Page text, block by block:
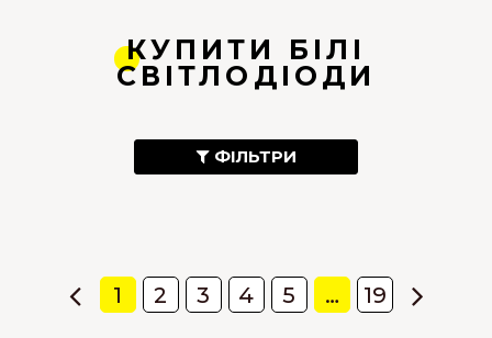
КУПИТИ БІЛІ
СВІТЛОДІОДИ
ФІЛЬТРИ
1 2 3 4 5 … 19